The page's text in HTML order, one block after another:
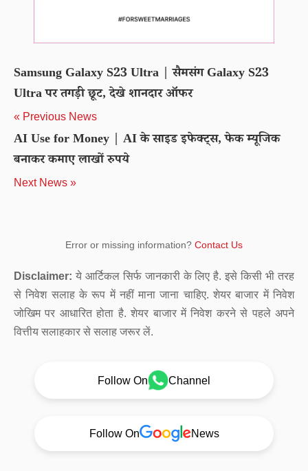
Samsung Galaxy S23 Ultra | सैमसंग Galaxy S23
Ultra पर तगड़ी छूट, देखे शानदार ऑफर
« Previous News
AI Use for Money | AI के साइड इफेक्ट्स, फेक म्यूजिक
बनाकर कमाए लाखों रुपये
Next News »
Error or missing information? Contact Us
Disclaimer: ये आर्टिकल सिर्फ जानकारी के लिए है. इसे किसी भी तरह
से निवेश सलाह के रूप में नहीं माना जाना चाहिए. शेयर बाजार में निवेश
जोखिम पर आधारित होता है. शेयर बाजार में निवेश करने से पहले अपने
वित्तीय सलाहकार से सलाह जरूर लें.
Follow On Channel
Follow On News